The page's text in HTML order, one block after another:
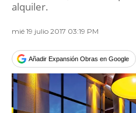
alquiler.
mié 19 julio 2017 03:19 PM
Añadir Expansión Obras en Google